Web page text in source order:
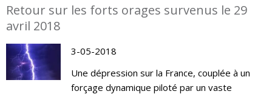
Retour sur les forts orages survenus le 29
avril 2018
3-05-2018
Une dépression sur la France, couplée à un
forçage dynamique piloté par un vaste